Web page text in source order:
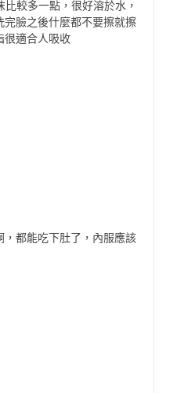
比較多一點，很好溶於水，
完臉之後什麼都不要擦就擦
很適合人吸收
都能吃下肚了，內服應該